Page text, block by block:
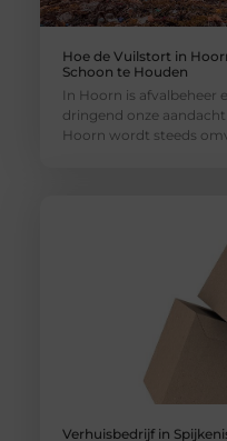
Hoe de Vuilstort in
Schoon te Houden
In Hoorn is afvalbeheer
dringend onze
Hoorn wordt steeds
Verhuisbedrijf in